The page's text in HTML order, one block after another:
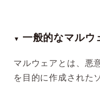
▼ 一般的なマルウ
マルウェアとは、悪
を目的に作成された